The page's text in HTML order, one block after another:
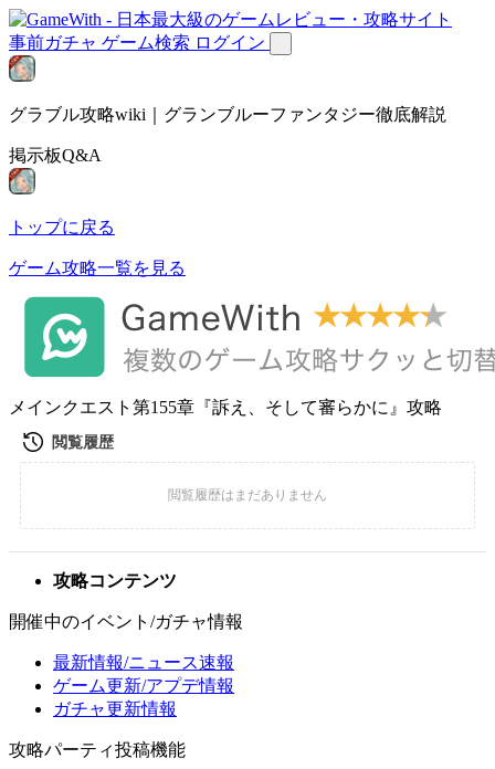
事前ガチャ ゲーム検索 ログイン
グラブル攻略wiki｜グランブルーファンタジー徹底解説
掲示板Q&A
トップに戻る
ゲーム攻略一覧を見る
メインクエスト第155章『訴え、そして審らかに』攻略
攻略コンテンツ
開催中のイベント/ガチャ情報
最新情報/ニュース速報
ゲーム更新/アプデ情報
ガチャ更新情報
攻略パーティ投稿機能